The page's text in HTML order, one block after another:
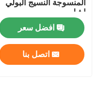
المنسوجة النسيج البولي
ايثيلين
افضل سعر
اتصل بنا